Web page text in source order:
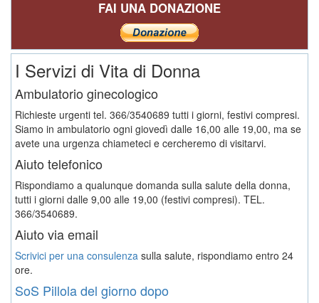
FAI UNA DONAZIONE
I Servizi di Vita di Donna
Ambulatorio ginecologico
Richieste urgenti tel. 366/3540689 tutti i giorni, festivi compresi.
Siamo in ambulatorio ogni giovedì dalle 16,00 alle 19,00, ma se
avete una urgenza chiameteci e cercheremo di visitarvi.
Aiuto telefonico
Rispondiamo a qualunque domanda sulla salute della donna,
tutti i giorni dalle 9,00 alle 19,00 (festivi compresi). TEL.
366/3540689.
Aiuto via email
Scrivici per una consulenza sulla salute, rispondiamo entro 24
ore.
SoS Pillola del giorno dopo